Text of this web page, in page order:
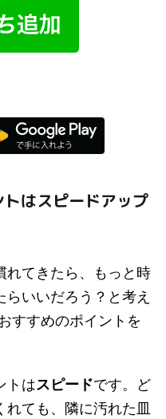
はスピードアップ
れてきたら、もっと時
いいだろう？と考え
すすめのポイントを
トはスピードです。ど
ても、隣に汚れた皿